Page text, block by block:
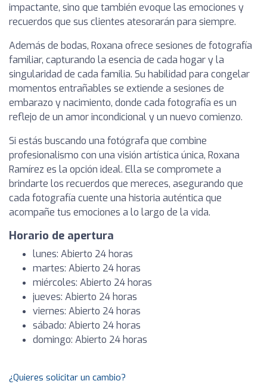
impactante, sino que también evoque las emociones y
recuerdos que sus clientes atesorarán para siempre.
Además de bodas, Roxana ofrece sesiones de fotografía
familiar, capturando la esencia de cada hogar y la
singularidad de cada familia. Su habilidad para congelar
momentos entrañables se extiende a sesiones de
embarazo y nacimiento, donde cada fotografía es un
reflejo de un amor incondicional y un nuevo comienzo.
Si estás buscando una fotógrafa que combine
profesionalismo con una visión artística única, Roxana
Ramírez es la opción ideal. Ella se compromete a
brindarte los recuerdos que mereces, asegurando que
cada fotografía cuente una historia auténtica que
acompañe tus emociones a lo largo de la vida.
Horario de apertura
lunes: Abierto 24 horas
martes: Abierto 24 horas
miércoles: Abierto 24 horas
jueves: Abierto 24 horas
viernes: Abierto 24 horas
sábado: Abierto 24 horas
domingo: Abierto 24 horas
¿Quieres solicitar un cambio?